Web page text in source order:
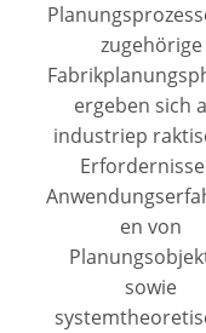
zugehörige
ergeben sich
industriep
en von
sowie